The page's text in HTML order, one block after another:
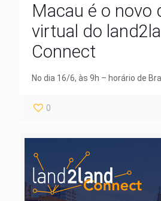
Macau é o novo
virtual do
Connect
No dia 16/6, às 9h – horário de
0